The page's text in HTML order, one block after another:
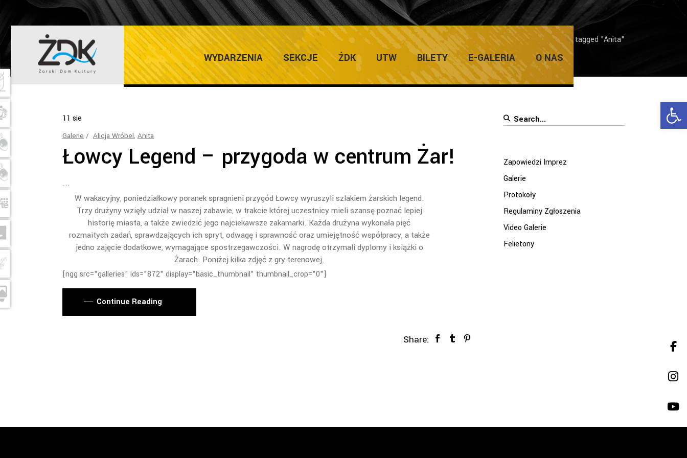
WYDARZENIA SEKCJE ŻDK UTW BILETY E-GALERIA O NAS
ANITA TAG Home/Posts tagged "Anita"
11 sie
Galerie Alicja Wróbel, Anita
Łowcy Legend – przygoda w centrum Żar!
W wakacyjny, poniedziałkowy poranek spragnieni przygód Łowcy wyruszyli szlakiem żarskich legend.
Trzy drużyny wzięły udział w naszej zabawie, w trakcie której uczestnicy mieli szansę poznać lepiej
historię miasta, a także zwiedzić jego najciekawsze zakamarki. Każda drużyna wykonała pięć
rozmaitych zadań, sprawdzających ich spryt, odwagę i sprawność oraz umiejętność współpracy, a także
jedno zajęcie dodatkowe, wymagające spostrzegawczości. W nagrodę otrzymali dyplomy i książki o
Żarach. Poniżej kilka zdjęć z gry terenowej.
[ngg src="galleries" ids="872" display="basic_thumbnail" thumbnail_crop="0"]
Continue Reading
Share:
Search
Zapowiedzi Imprez
Galerie
Protokoły
Regulaminy Zgłoszenia
Video Galerie
Felietony